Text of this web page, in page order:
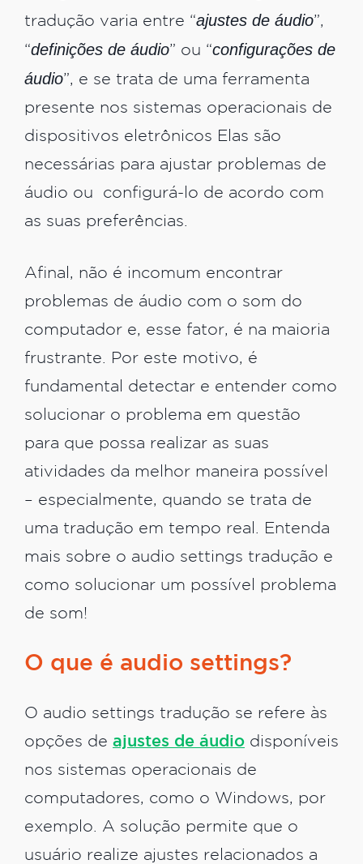
tradução varia entre “ajustes de áudio”,
“definições de áudio” ou “configurações de
áudio”, e se trata de uma ferramenta
presente nos sistemas operacionais de
dispositivos eletrônicos Elas são
necessárias para ajustar problemas de
áudio ou configurá-lo de acordo com
as suas preferências.
Afinal, não é incomum encontrar
problemas de áudio com o som do
computador e, esse fator, é na maioria
frustrante. Por este motivo, é
fundamental detectar e entender como
solucionar o problema em questão
para que possa realizar as suas
atividades da melhor maneira possível
– especialmente, quando se trata de
uma tradução em tempo real. Entenda
mais sobre o audio settings tradução e
como solucionar um possível problema
de som!
O que é audio settings?
O audio settings tradução se refere às
opções de ajustes de áudio disponíveis
nos sistemas operacionais de
computadores, como o Windows, por
exemplo. A solução permite que o
usuário realize ajustes relacionados a